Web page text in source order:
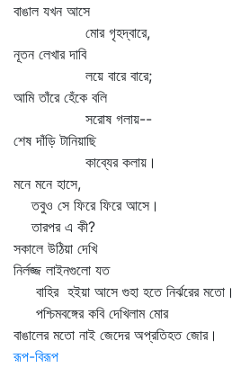
বাঙাল যখন আসে
মোর গৃহদ্বারে,
নূতন লেখার দাবি
লয়ে বারে বারে;
আমি তাঁরে হেঁকে বলি
সরোষ গলায়--
শেষ দাঁড়ি টানিয়াছি
কাব্যের কলায়।
মনে মনে হাসে,
তবুও সে ফিরে ফিরে আসে।
তারপর এ কী?
সকালে উঠিয়া দেখি
নির্লজ্জ লাইনগুলো যত
বাহির হইয়া আসে গুহা হতে নির্ঝরের মতো।
পশ্চিমবঙ্গের কবি দেখিলাম মোর
বাঙালের মতো নাই জেদের অপ্রতিহত জোর।
রূপ-বিরূপ